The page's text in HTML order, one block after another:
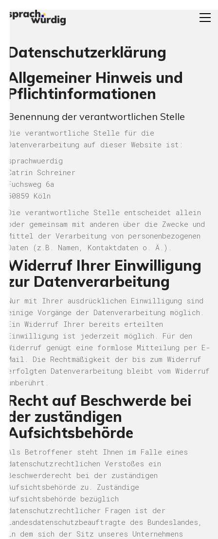
Datenschutzerklärung
Allgemeiner Hinweis und
Pflichtinformationen
Benennung der verantwortlichen Stelle
Die verantwortliche Stelle für die
Datenverarbeitung auf dieser Website ist:
sprachwuerdig
Catrin Schreiner
Fuchsweg 6a
50859 Köln
Die verantwortliche Stelle entscheidet allein
oder gemeinsam mit anderen über die Zwecke und
Mittel der Verarbeitung von personenbezogenen
Daten (z.B. Namen, Kontaktdaten o. Ä.).
Widerruf Ihrer Einwilligung
zur Datenverarbeitung
Nur mit Ihrer ausdrücklichen Einwilligung sind
einige Vorgänge der Datenverarbeitung möglich.
Ein Widerruf Ihrer bereits erteilten
Einwilligung ist jederzeit möglich. Für den
Widerruf genügt eine formlose Mitteilung per E-
Mail. Die Rechtmäßigkeit der bis zum Widerruf
erfolgten Datenverarbeitung bleibt vom Widerruf
unberührt.
Recht auf Beschwerde bei
der zuständigen
Aufsichtsbehörde
Als Betroffener steht Ihnen im Falle eines
datenschutzrechtlichen Verstoßes ein
Beschwerderecht bei der zuständigen
Aufsichtsbehörde zu. Zuständige
Aufsichtsbehörde bezüglich
datenschutzrechtlicher Fragen ist der
Landesdatenschutzbeauftragte des Bundeslandes,
in dem sich der Sitz unseres Unternehmens